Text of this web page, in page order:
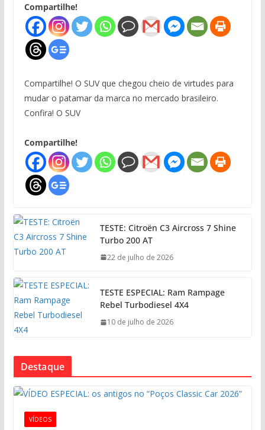
Compartilhe!
Compartilhe! O SUV que chegou cheio de virtudes para
mudar o patamar da marca no mercado brasileiro.
Confira! O SUV
Compartilhe!
TESTE: Citroën C3 Aircross 7 Shine
Turbo 200 AT
22 de julho de 2026
TESTE ESPECIAL: Ram Rampage
Rebel Turbodiesel 4X4
10 de julho de 2026
Destaque
VÍDEOS